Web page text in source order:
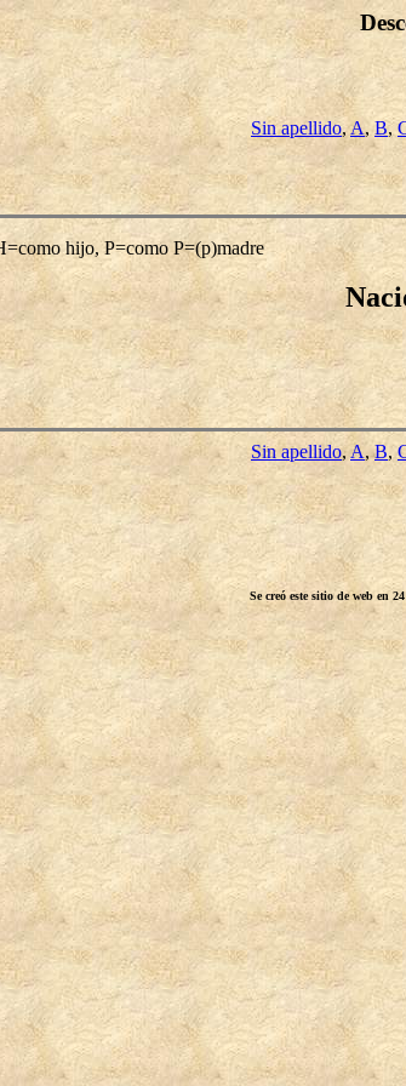
Sin apellido,A,B,
hijo, P=como P=(p)madre
Sin apellido, A,B,
Se creó este sitio de web en